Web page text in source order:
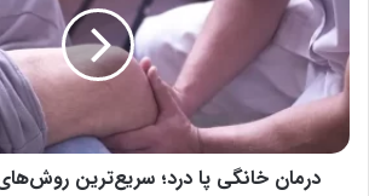
درد؛
سریع‌ترین
روش‌های
رهایی
از
درد
درمان خانگی پا درد؛ سریع‌ترین روش‌های